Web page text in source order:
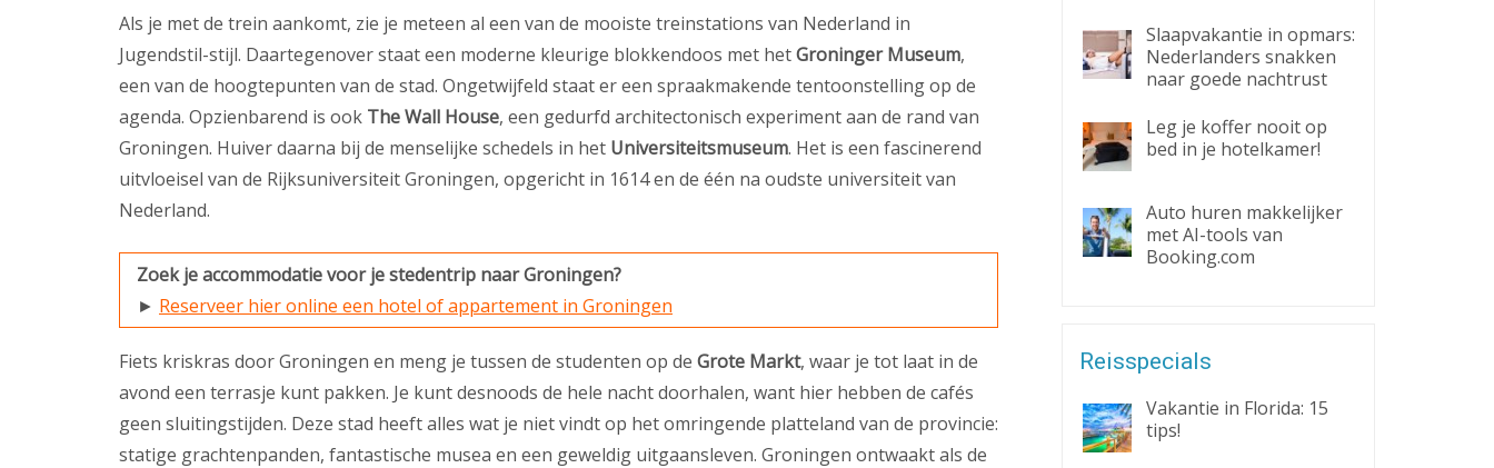
Als je met de trein aankomt, zie je meteen al een van de mooiste treinstations van Nederland in
Jugendstil-stijl. Daartegenover staat een moderne kleurige blokkendoos met hetGroninger Museum,
een van de hoogtepunten van de stad. Ongetwijfeld staat er een spraakmakende tentoonstelling op de
agenda. Opzienbarend is ook The Wall House, een gedurfd architectonisch experiment aan de rand van
Groningen. Huiver daarna bij de menselijke schedels in het Universiteitsmuseum. Het is een fascinerend
uitvloeisel van de Rijksuniversiteit Groningen, opgericht in 1614 en de één na oudste universiteit van
Nederland.
Zoek je accommodatie voor je stedentrip naar Groningen?
► Reserveer hier online een hotel of appartement in Groningen
Fiets kriskras door Groningen en meng je tussen de studenten op de Grote Markt, waar je tot laat in de
avond een terrasje kunt pakken. Je kunt desnoods de hele nacht doorhalen, want hier hebben de cafés
geen sluitingstijden. Deze stad heeft alles wat je niet vindt op het omringende platteland van de provincie:
statige grachtenpanden, fantastische musea en een geweldig uitgaansleven. Groningen ontwaakt als de
Slaapvakantie in opmars:
Nederlanders snakken
naar goede nachtrust
Leg je koffer nooit op
bed in je hotelkamer!
Auto huren makkelijker
met AI-tools van
Booking.com
Reisspecials
Vakantie in Florida: 15
tips!